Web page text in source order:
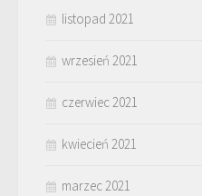
listopad 2021
wrzesień 2021
czerwiec 2021
kwiecień 2021
marzec 2021